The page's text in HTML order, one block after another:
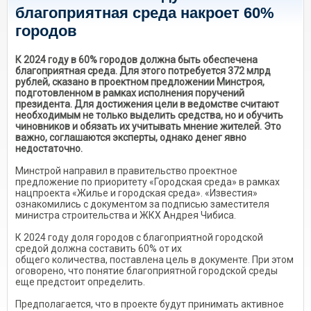
благоприятная среда накроет 60%
городов
К 2024 году в 60% городов должна быть обеспечена
благоприятная среда. Для этого потребуется 372 млрд
рублей, сказано в проектном предложении Минстроя,
подготовленном в рамках исполнения поручений
президента. Для достижения цели в ведомстве считают
необходимым не только выделить средства, но и обучить
чиновников и обязать их учитывать мнение жителей. Это
важно, соглашаются эксперты, однако денег явно
недостаточно.
Минстрой направил в правительство проектное
предложение по приоритету «Городская среда» в рамках
нацпроекта «Жилье и городская среда». «Известия»
ознакомились с документом за подписью заместителя
министра строительства и ЖКХ Андрея Чибиса.
К 2024 году доля городов с благоприятной городской
средой должна составить 60% от их
общего количества, поставлена цель в документе. При этом
оговорено, что понятие благоприятной городской среды
еще предстоит определить.
Предполагается, что в проекте будут принимать активное